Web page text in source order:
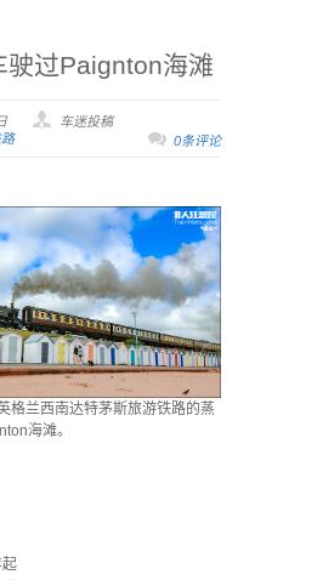
驶过Paignton海滩
车迷投稿
0条评论
格兰西南达特茅斯旅游铁路的蒸
海滩。